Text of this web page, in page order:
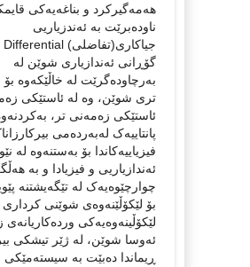
هه‌مه‌گیرکرد و بناغه‌یه‌کی
ناوده‌برێت به‌ ئه‌ندزیاریی
گۆڕانی ئه‌ندازیاری شوێن له‌
به‌رچاوده‌گرێت له‌ خاڵێکه‌وه‌ بۆ
تری شوێن، وه‌ له‌ ئاستێکی
ئاستێکی زه‌مه‌نی تر،
پانتاییه‌ک له‌به‌رده‌می
فیزیاییه‌کاندا بۆ به‌ستنه‌وه‌ له‌
ئه‌ندازیاریی و فیزیادا و به‌
چوارچێوه‌یه‌ک له‌ تێگه‌یشتنه‌
بۆ لێکۆڵێنه‌وه‌ی شوێنی کرداری
لێکۆڵینه‌وه‌یه‌کی ورده‌کاریانه‌ی
ئه‌وسا شوێن، له‌ ژێر تیشکی
ڕیماندا ده‌بێت به‌ سیسته‌مێکی